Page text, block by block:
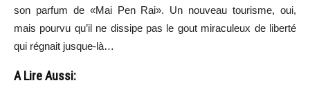
son parfum de «Mai Pen Rai». Un nouveau tourisme, oui,
mais pourvu qu’il ne dissipe pas le gout miraculeux de liberté
qui régnait jusque-là…
A Lire Aussi: